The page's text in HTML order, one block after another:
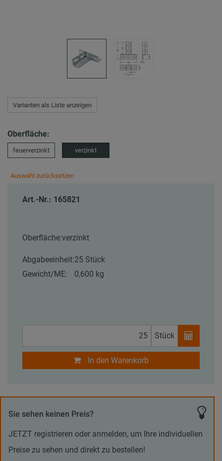
Varianten als Liste anzeigen
Oberfläche:
feuerverzinkt verzinkt
Auswahl zurücksetzen
Art.-Nr.: 165821
Oberfläche:verzinkt
Abgabeeinheit:25 Stück
Gewicht/ME:
0,600 kg
Stück
In den Warenkorb
Sie sehen keinen Preis?
JETZT registrieren oder anmelden, um Ihre individuellen
Preise zu sehen und direkt zu bestellen!